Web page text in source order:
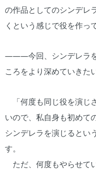
の作品としてのシンデレ
くという感じで役を作っ
―――今回、シンデレラを
ころをより深めていきた
「何度も同じ役を演じ
いので、私自身も初めて
シンデレラを演じるとい
す。
ただ、何度もやらせて